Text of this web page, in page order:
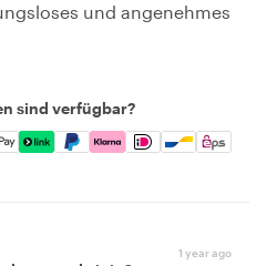
und angenehmes
sind verfügbar?
Discover, Apple Pay, Google
1 year ago